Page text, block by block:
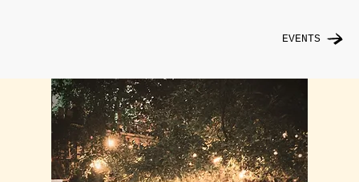
EVENTS